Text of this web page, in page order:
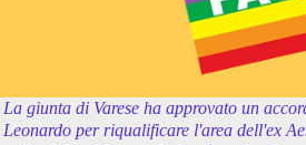
La giunta di Varese ha approvato un
Leonardo per riqualificare l'area dell'ex